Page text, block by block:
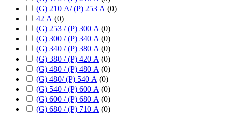
(G) 210 А/ (P) 253 А (0)
42 А (0)
(G) 253 / (P) 300 А (0)
(G) 300 / (P) 340 А (0)
(G) 340 / (P) 380 А (0)
(G) 380 / (P) 420 А (0)
(G) 480 / (P) 480 А (0)
(G) 480/ (P) 540 А (0)
(G) 540 / (P) 600 А (0)
(G) 600 / (P) 680 А (0)
(G) 680 / (P) 710 А (0)